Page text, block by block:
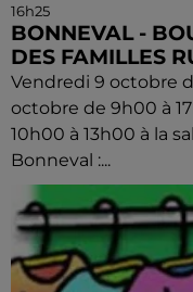
16h25
BONNEVAL -
DES FAMILLES
Vendredi 9 octobre
octobre de 9h00 à
10h00 à 13h00 à la
Bonneval :...